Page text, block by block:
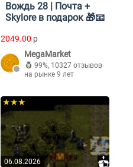
Вождь 28 | Почта +
Skylore в подарок 🎁📧
2049.00 p
MegaMarket
99%, 10327 отзывов
на рынке 9 лет
06.08.2026
★★★